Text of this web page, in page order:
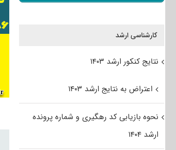
کارشناسی ارشد
نتایج کنکور ارشد ۱۴۰۳
اعتراض به نتایج ارشد ۱۴۰۳
نحوه بازیابی کد رهگیری و شماره پرونده
ارشد ۱۴۰۴